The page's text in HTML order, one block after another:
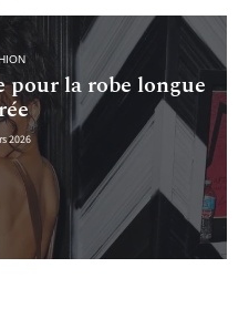
pour la robe longue
2026